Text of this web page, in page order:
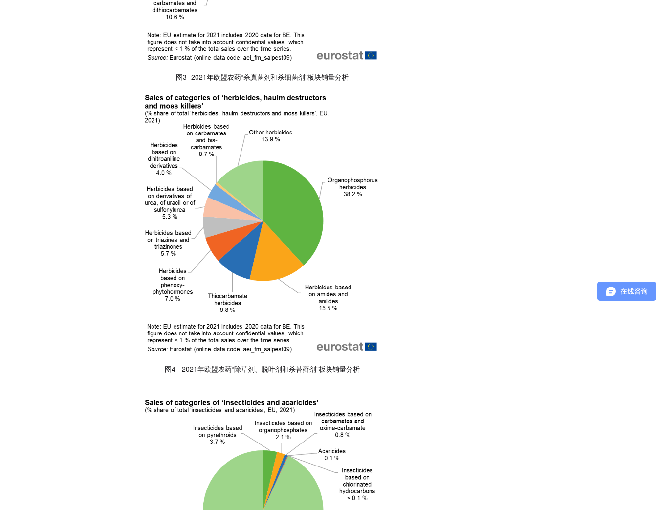
图3- 2021年欧盟农药“杀真菌剂和杀细菌剂”板块销量分析
图4 - 2021年欧盟农药“除草剂、脱叶剂和杀苔藓剂”板块销量分析